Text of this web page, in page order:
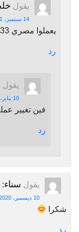
يقول
14 سبتمبر، 2021 الساعة 1:42 ص
يعملوا مصري 33الف
رد
يقول
10 يناير، 2022 الساعة 2:12 ص
فين تغيير
رد
يقول سناء:
10 ديسمبر، 2020 الساعة 1:06 م
شكرا
رد